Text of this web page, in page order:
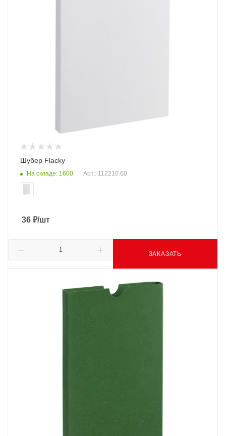
Шубер Flacky
На складе: 1600 Арт.: 112210.60
36 ₽/шт
ЗАКАЗАТЬ